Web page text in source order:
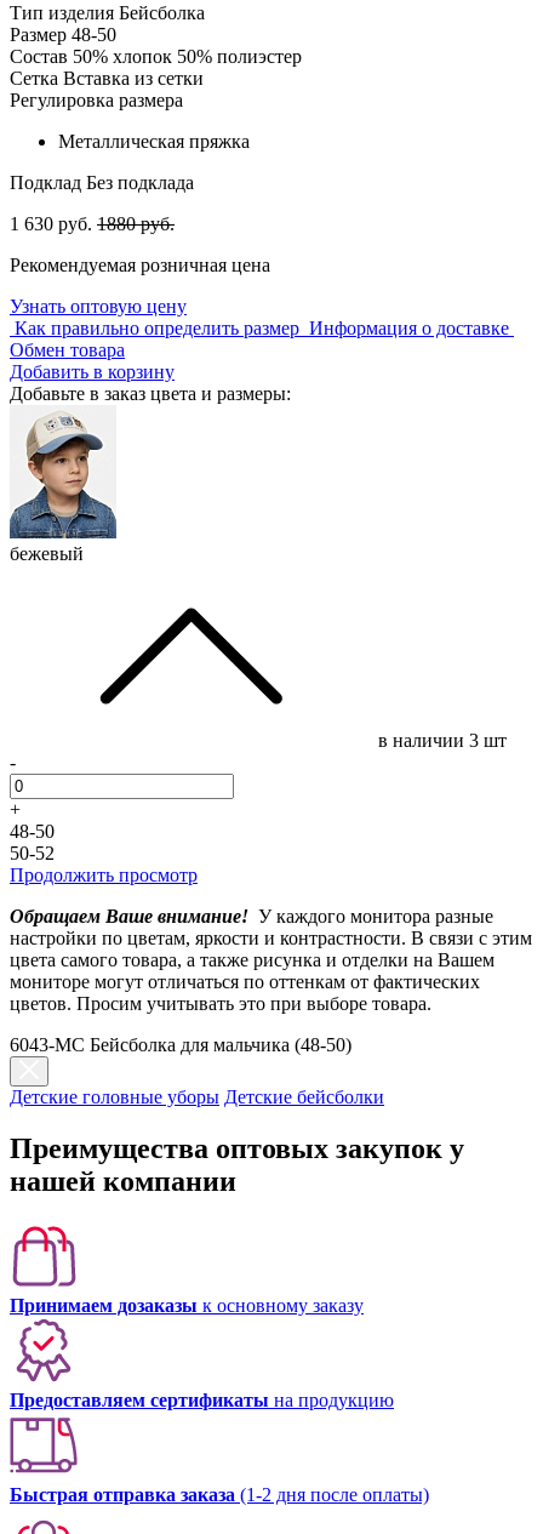
Тип изделия Бейсболка
Размер 48-50
Состав 50% хлопок 50% полиэстер
Сетка Вставка из сетки
Регулировка размера
Металлическая пряжка
Подклад Без подклада
1 630 руб. 1880 руб.
Рекомендуемая розничная цена
Узнать оптовую цену
Как правильно определить размер Информация о доставке
Обмен товара
Добавить в корзину
Добавьте в заказ цвета и размеры:
бежевый
в наличии 3 шт
-
+
48-50
50-52
Продолжить просмотр
Обращаем Ваше внимание! У каждого монитора разные
настройки по цветам, яркости и контрастности. В связи с этим
цвета самого товара, а также рисунка и отделки на Вашем
мониторе могут отличаться по оттенкам от фактических
цветов. Просим учитывать это при выборе товара.
6043-MC Бейсболка для мальчика (48-50)
Детские головные уборы Детские бейсболки
Преимущества оптовых закупок у
нашей компании
Принимаем дозаказы к основному заказу
Предоставляем сертификаты на продукцию
Быстрая отправка заказа (1-2 дня после оплаты)